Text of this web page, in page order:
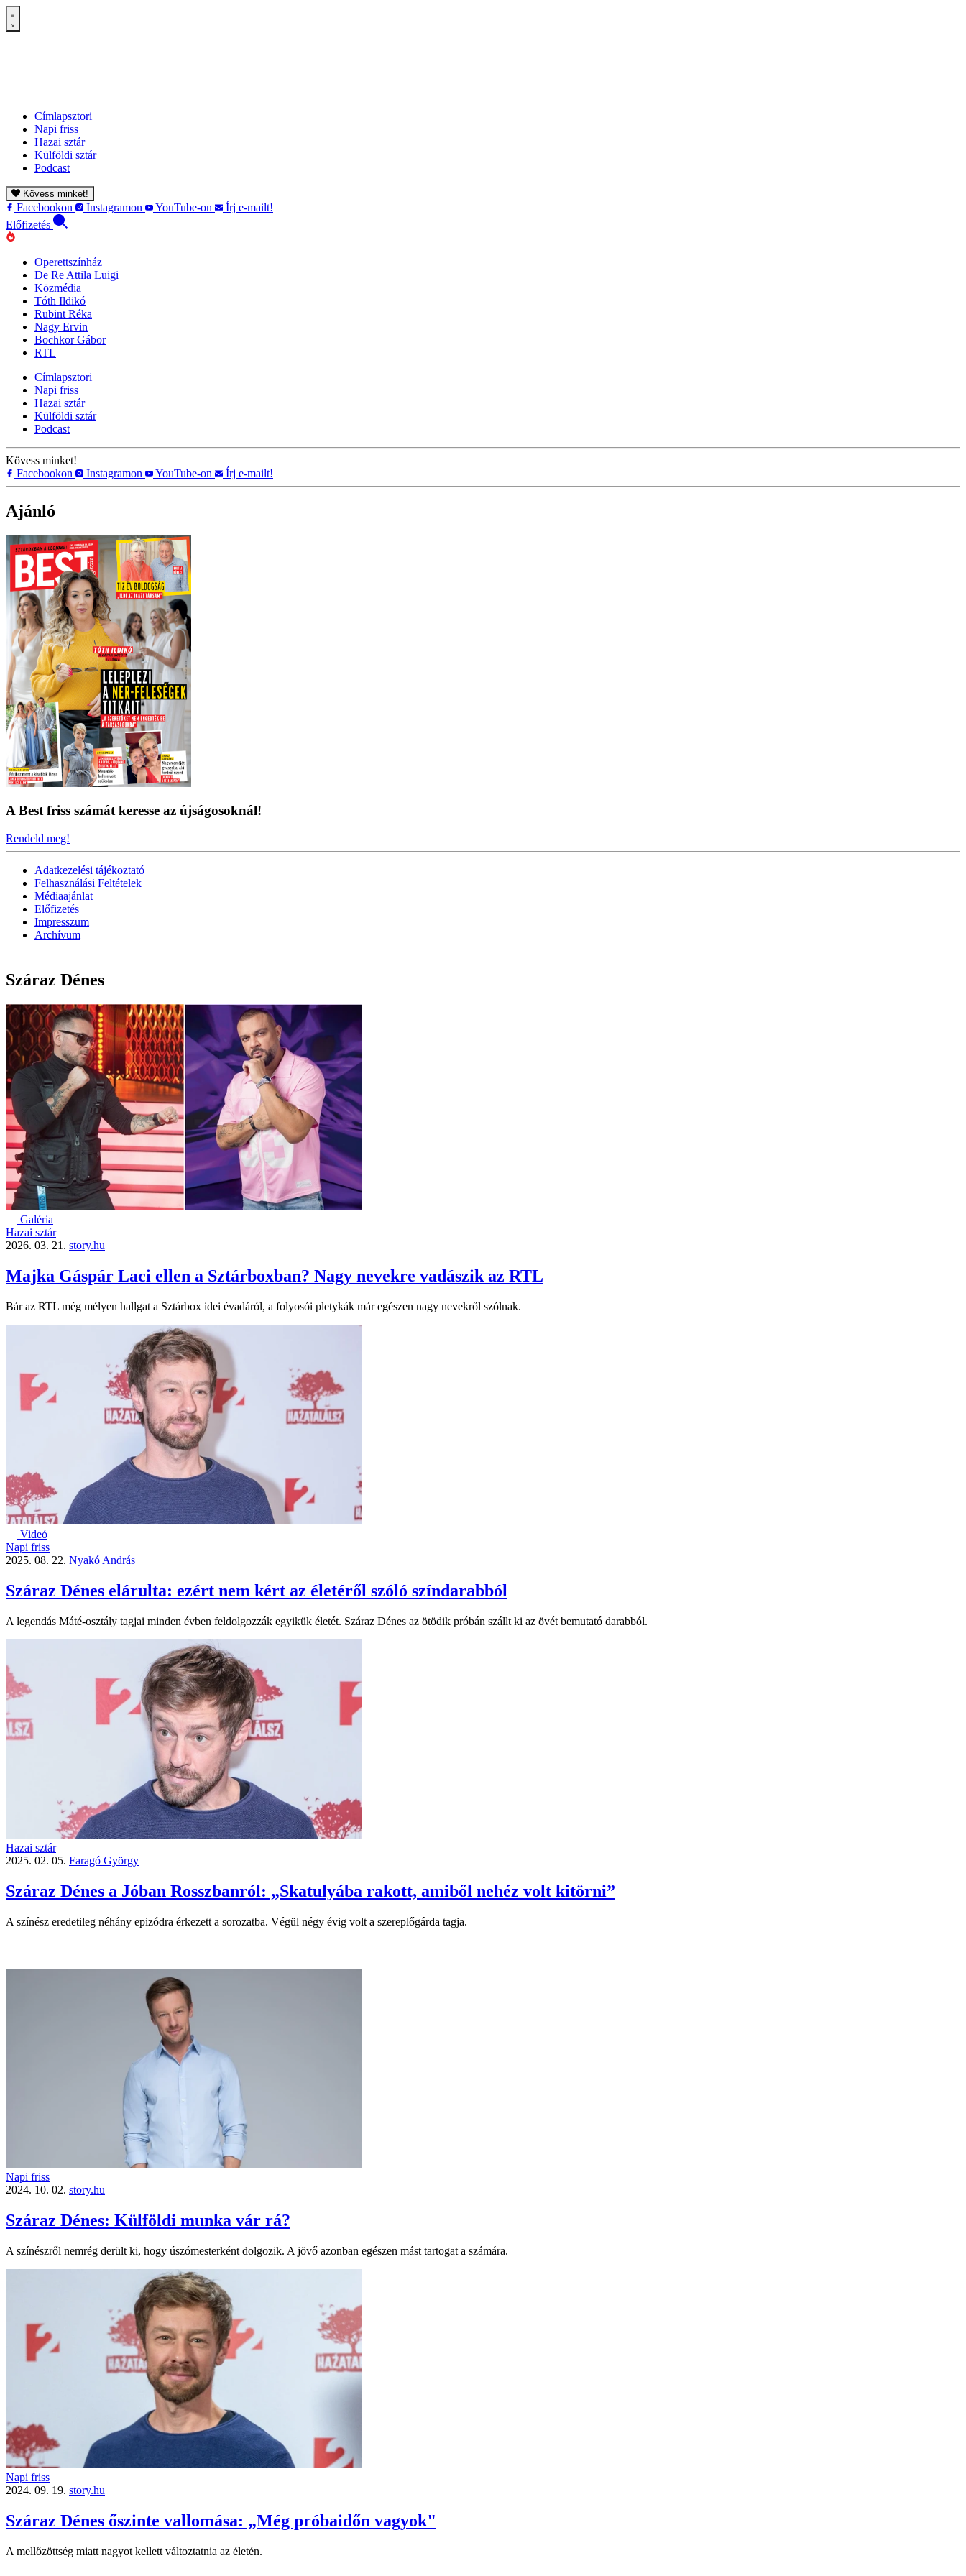
Címlapsztori
Napi friss
Hazai sztár
Külföldi sztár
Podcast
Kövess minket!
Facebookon Instagramon YouTube-on
Írj e-mailt!
Előfizetés
Operettszínház
De Re Attila Luigi
Közmédia
Tóth Ildikó
Rubint Réka
Nagy Ervin
Bochkor Gábor
RTL
Címlapsztori
Napi friss
Hazai sztár
Külföldi sztár
Podcast
Kövess minket!
Facebookon
Instagramon YouTube-on Írj e-mailt!
Ajánló
A Best friss számát keresse az újságosoknál!
Rendeld meg!
Adatkezelési tájékoztató
Felhasználási Feltételek
Médiaajánlat
Előfizetés
Impresszum
Archívum
Száraz Dénes
Galéria
Hazai sztár
2026. 03. 21. story.hu
Majka Gáspár Laci ellen a Sztárboxban? Nagy nevekre vadászik az RTL
Bár az RTL még mélyen hallgat a Sztárbox idei évadáról, a folyosói pletykák már egészen nagy nevekről szólnak.
Videó
Napi friss
2025. 08. 22. Nyakó András
Száraz Dénes elárulta: ezért nem kért az életéről szóló színdarabból
A legendás Máté-osztály tagjai minden évben feldolgozzák egyikük életét. Száraz Dénes az ötödik próbán szállt ki az övét bemutató darabból.
Hazai sztár
2025. 02. 05. Faragó György
Száraz Dénes a Jóban Rosszbanról: „Skatulyába rakott, amiből nehéz volt kitörni”
A színész eredetileg néhány epizódra érkezett a sorozatba. Végül négy évig volt a szereplőgárda tagja.
Napi friss
2024. 10. 02. story.hu
Száraz Dénes: Külföldi munka vár rá?
A színészről nemrég derült ki, hogy úszómesterként dolgozik. A jövő azonban egészen mást tartogat a számára.
Napi friss
2024. 09. 19. story.hu
Száraz Dénes őszinte vallomása: „Még próbaidőn vagyok"
A mellőzöttség miatt nagyot kellett változtatnia az életén.